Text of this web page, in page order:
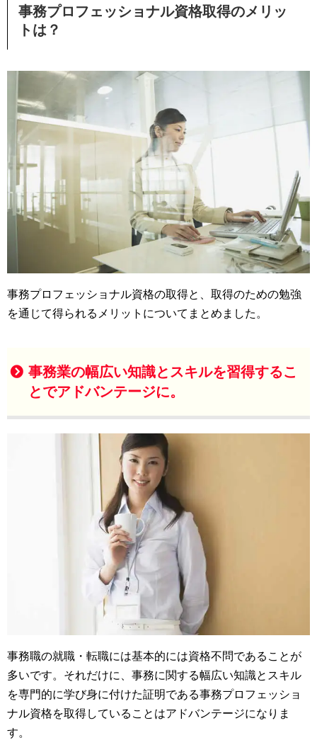
事務プロフェッショナル資格取得のメリッ
トは？
事務プロフェッショナル資格の取得と、取得のための勉強
を通じて得られるメリットについてまとめました。
事務業の幅広い知識とスキルを習得するこ
とでアドバンテージに。
事務職の就職・転職には基本的には資格不問であることが
多いです。それだけに、事務に関する幅広い知識とスキル
を専門的に学び身に付けた証明である事務プロフェッショ
ナル資格を取得していることはアドバンテージになりま
す。